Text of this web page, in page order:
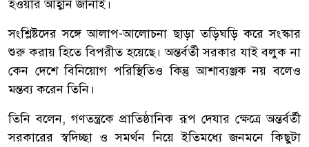
হওয়ার আহ্বান জানাই।
সংশ্লিষ্টদের সঙ্গে আলাপ-আলোচনা ছাড়া তড়িঘড়ি করে সংস্কার
শুরু করায় হিতে বিপরীত হয়েছে। অন্তর্বর্তী সরকার যাই বলুক না
কেন দেশে বিনিয়োগ পরিস্থিতিও কিন্তু আশাব্যঞ্জক নয় বলেও
মন্তব্য করেন তিনি।
তিনি বলেন, গণতন্ত্রকে প্রাতিষ্ঠানিক রূপ দেযার ক্ষেত্রে অন্তর্বর্তী
সরকারের স্বদিচ্ছা ও সমর্থন নিয়ে ইতিমধ্যে জনমনে কিছুটা